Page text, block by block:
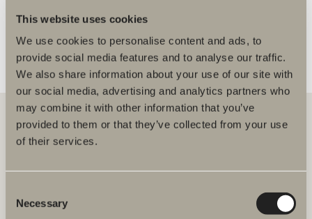
This website uses cookies
We use cookies to personalise content and ads, to
provide social media features and to analyse our traffic.
We also share information about your use of our site with
our social media, advertising and analytics partners who
may combine it with other information that you’ve
provided to them or that they’ve collected from your use
of their services.
Selection
Necessary
Svedbergs i Dalstorp AB
Verkstadsvägen 1